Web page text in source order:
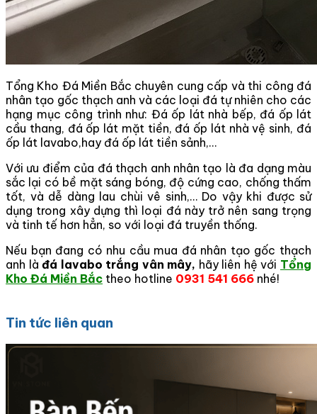
Tổng Kho Đá Miền Bắc chuyên cung cấp và thi công đá
nhân tạo gốc thạch anh và các loại đá tự nhiên cho các
hạng mục công trình như: Đá ốp lát nhà bếp, đá ốp lát
cầu thang, đá ốp lát mặt tiền, đá ốp lát nhà vệ sinh, đá
ốp lát lavabo,hay đá ốp lát tiền sảnh,…
Với ưu điểm của đá thạch anh nhân tạo là đa dạng màu
sắc lại có bề mặt sáng bóng, độ cứng cao, chống thấm
tốt, và dễ dàng lau chùi vê sinh,… Do vậy khi được sử
dụng trong xây dựng thì loại đá này trở nên sang trọng
và tinh tế hơn hẳn, so với loại đá truyền thống.
Nếu bạn đang có nhu cầu mua đá nhân tạo gốc thạch
anh làđá lavabo trắng vân mây, hãy liên hệ với Tổng
Kho Đá Miền Bắc theo hotline 0931 541 666 nhé!
Tin tức liên quan